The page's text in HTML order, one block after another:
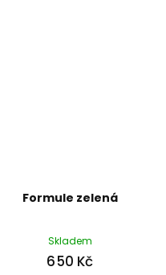
Formule zelená
Skladem
650 Kč